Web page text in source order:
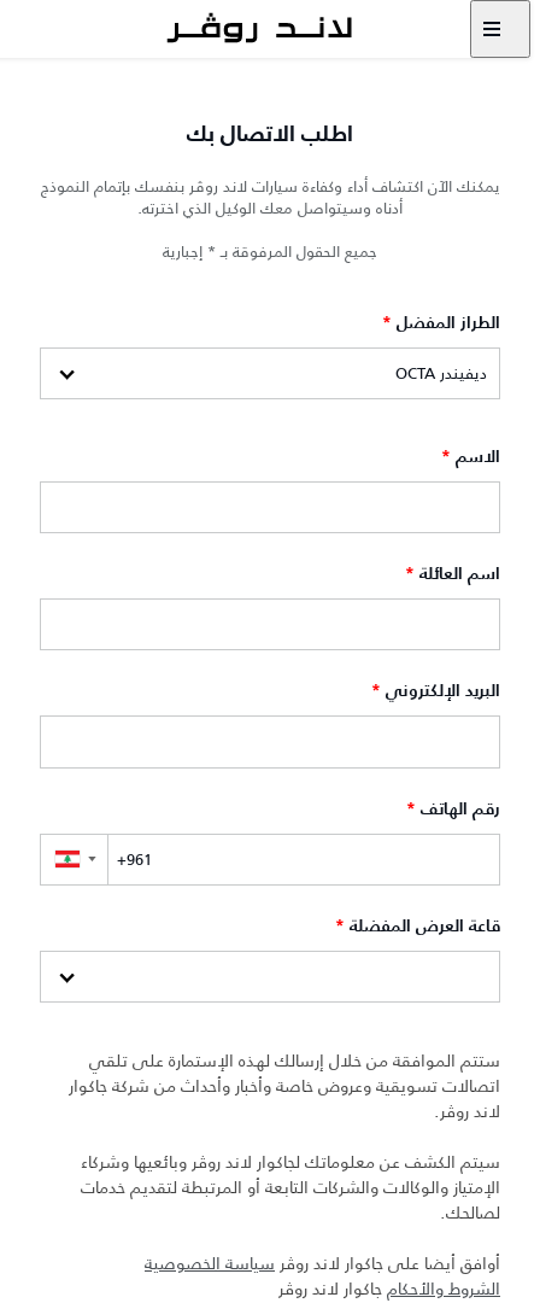
اطلب الاتصال بك
يمكنك الآن اكتشاف أداء وكفاءة سيارات لاند روڤر بنفسك بإتمام النموذج
أدناه وسيتواصل معك الوكيل الذي اخترته.
جميع الحقول المرفوقة بـ * إجبارية
الطراز المفضل *
الاسم *
اسم العائلة *
البريد الإلكتروني *
رقم الهاتف *
▼
قاعة العرض المفضلة *
ستتم الموافقة من خلال إرسالك لهذه الإستمارة على تلقي
اتصالات تسويقية وعروض خاصة وأخبار وأحداث من شركة جاكوار
لاند روڤر.
سيتم الكشف عن معلوماتك لجاكوار لاند روڤر وبائعيها وشركاء
الإمتياز والوكالات والشركات التابعة أو المرتبطة لتقديم خدمات
لصالحك.
أوافق أيضا على جاكوار لاند روڤر سياسة الخصوصية
الشروط والأحكامجاكوار لاند روڤر